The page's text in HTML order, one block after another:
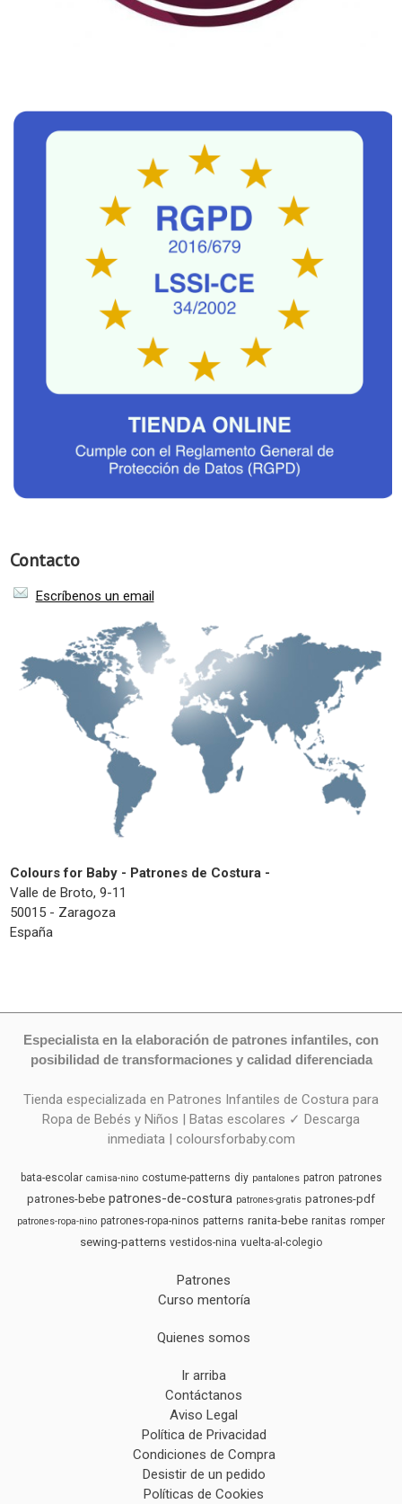
Contacto
Escríbenos un email
Colours for Baby - Patrones de Costura -
Valle de Broto, 9-11
50015 - Zaragoza
España
Especialista en la elaboración de patrones infantiles, con
posibilidad de transformaciones y calidad diferenciada
Tienda especializada en Patrones Infantiles de Costura para
Ropa de Bebés y Niños | Batas escolares ✓ Descarga
inmediata | coloursforbaby.com
bata-escolar camisa-nino costume-patterns diy pantalones patron patrones
patrones-bebe patrones-de-costura patrones-gratis patrones-pdf
patrones-ropa-nino patrones-ropa-ninos patterns ranita-bebe ranitas romper
sewing-patterns vestidos-nina vuelta-al-colegio
Patrones
Curso mentoría
Quienes somos
Ir arriba
Contáctanos
Aviso Legal
Política de Privacidad
Condiciones de Compra
Desistir de un pedido
Políticas de Cookies